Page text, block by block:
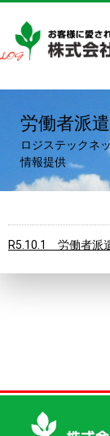
労働者派
ロジステックネ
情報提供
R5.10.1 労働者派